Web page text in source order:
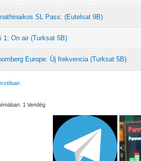
SL Pass: (Eutelsat 9B)
1: On air (Turksat 5B)
Europe: Új frekvencia (Turksat 5B)
1 Vendég